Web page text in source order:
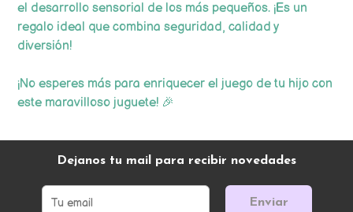
el desarrollo sensorial de los más pequeños. ¡Es un
regalo ideal que combina seguridad, calidad y
diversión!
¡No esperes más para enriquecer el juego de tu hijo con
este maravilloso juguete! 🎉
Dejanos tu mail para recibir novedades
Enviar